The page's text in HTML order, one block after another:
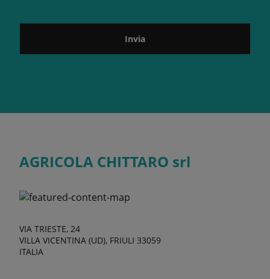
Invia
AGRICOLA CHITTARO srl
VIA TRIESTE, 24
VILLA VICENTINA (UD), FRIULI 33059
ITALIA